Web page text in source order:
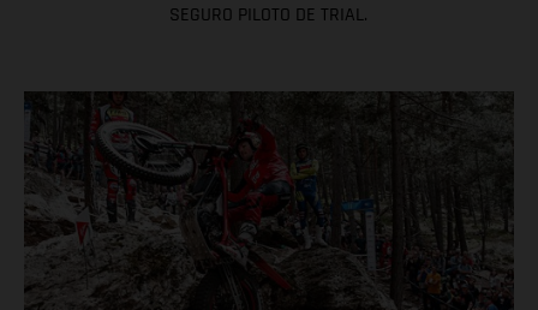
SEGURO PILOTO DE TRIAL.